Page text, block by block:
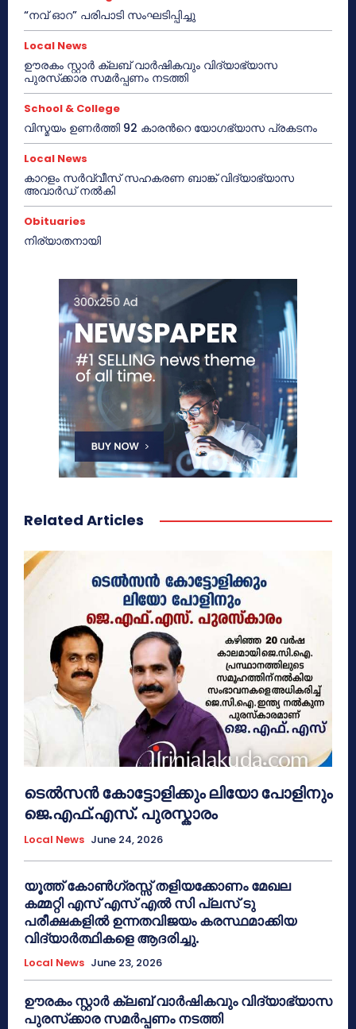
“നവ് ഓറ” പരിപാടി സംഘടിപ്പിച്ചു
Local News
ഊരകം സ്റ്റാർ ക്ലബ് വാർഷികവും വിദ്യാഭ്യാസ
പുരസ്‌ക്കാര സമർപ്പണം നടത്തി
School & College
വിസ്മയം ഉണർത്തി 92 കാരൻറെ യോഗഭ്യാസ പ്രകടനം
Local News
കാറളം സർവ്വീസ് സഹകരണ ബാങ്ക് വിദ്യാഭ്യാസ
അവാർഡ് നൽകി
Obituaries
നിര്യാതനായി
Related Articles
ടെൽസൻ കോട്ടോളിക്കും ലിയോ പോളിനും
ജെ.എഫ്.എസ്. പുരസ്കാരം
Local News June 24, 2026
യൂത്ത് കോൺഗ്രസ്സ് തളിയക്കോണം മേഖല
കമ്മറ്റി എസ് എസ് എൽ സി പ്ലസ് ടു
പരീക്ഷകളിൽ ഉന്നതവിജയം കരസ്ഥമാക്കിയ
വിദ്യാർത്ഥികളെ ആദരിച്ചു.
Local News June 23, 2026
ഊരകം സ്റ്റാർ ക്ലബ് വാർഷികവും വിദ്യാഭ്യാസ
പുരസ്‌ക്കാര സമർപ്പണം നടത്തി